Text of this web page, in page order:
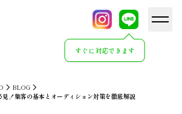
すぐに対応できます
BLOG
！集客の基本とオーディション対策を徹底解説